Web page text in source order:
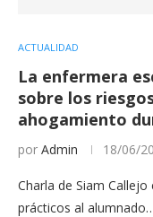
ACTUALIDAD
La enfermera
sobre los
ahogamiento
por Admin 18/06/
Charla de Siam
prácticos al